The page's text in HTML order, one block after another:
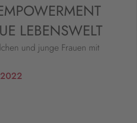
LEBENSWELT
und junge Frauen mit